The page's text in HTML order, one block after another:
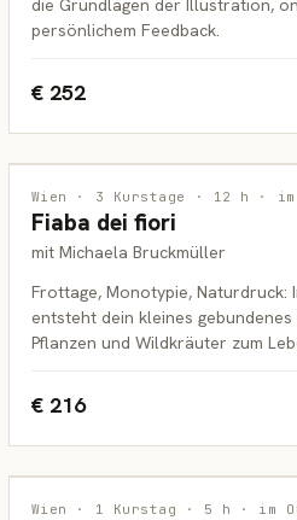
die Grundlagen der Illustration,
persönlichem Feedback.
€ 252
DRUCKGRAFIK
ERWACHSENE
Wien · 3 Kurstage · 12 h · im
Fiaba dei fiori
mit Michaela Bruckmüller
Frottage, Monotypie, Naturdruck:
entsteht dein kleines gebundenes
Pflanzen und Wildkräuter zum
€ 216
MALEREI
Wien · 1 Kurstag · 5 h · im